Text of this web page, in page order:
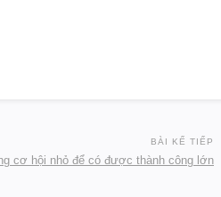
BÀI KẾ TIẾP
cơ hội nhỏ để có được thành công lớn